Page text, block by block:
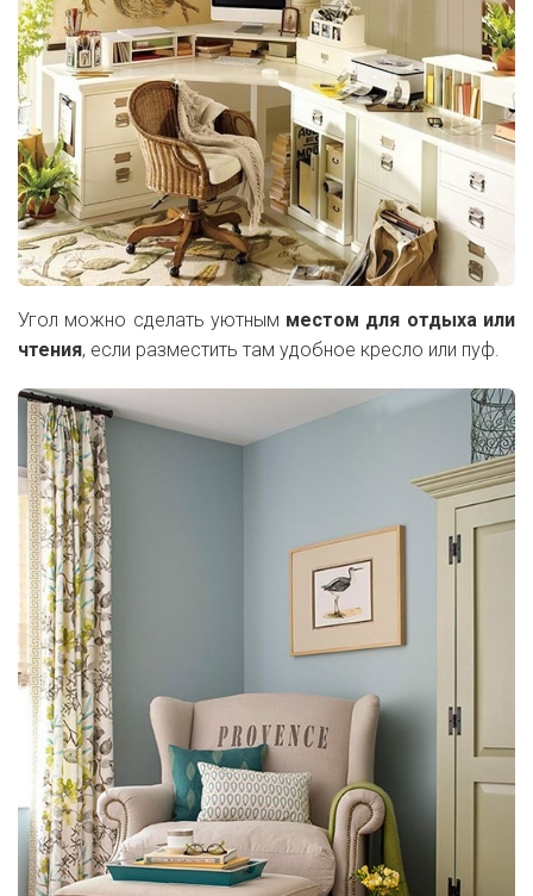
Угол можно сделать уютным местом для отдыха или
чтения, если разместить там удобное кресло или пуф.